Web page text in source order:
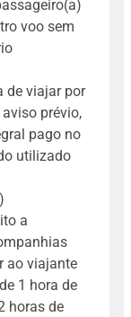
voo sem
de viajar por
prévio,
pago no
utilizado
a
ao viajante
1 hora de
horas de